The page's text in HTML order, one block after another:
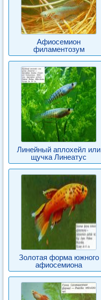
Афиосемион
филаментозум
Линейный аплохейл или
щучка Линеатус
Золотая форма южного
афиосемиона